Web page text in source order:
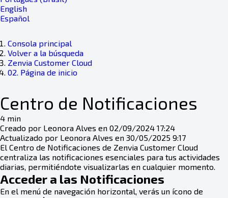
English
Español
Consola principal
Volver a la búsqueda
Zenvia Customer Cloud
02. Página de inicio
Centro de Notificaciones
4 min
Creado por Leonora Alves en 02/09/2024 17:24
Actualizado por Leonora Alves en 30/05/2025 9:17
El Centro de Notificaciones de Zenvia Customer Cloud
centraliza las notificaciones esenciales para tus actividades
diarias, permitiéndote visualizarlas en cualquier momento.
Acceder a las Notificaciones
En el menú de navegación horizontal, verás un ícono de